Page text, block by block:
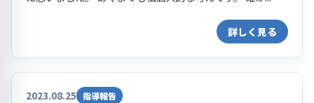
詳しく見る
2023.08.25 指導報告